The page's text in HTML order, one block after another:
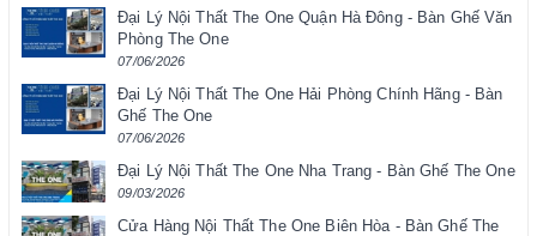
Đại Lý Nội Thất The One Quận Hà Đông - Bàn Ghế Văn
Phòng The One
07/06/2026
Đại Lý Nội Thất The One Hải Phòng Chính Hãng - Bàn
Ghế The One
07/06/2026
Đại Lý Nội Thất The One Nha Trang - Bàn Ghế The One
09/03/2026
Cửa Hàng Nội Thất The One Biên Hòa - Bàn Ghế The